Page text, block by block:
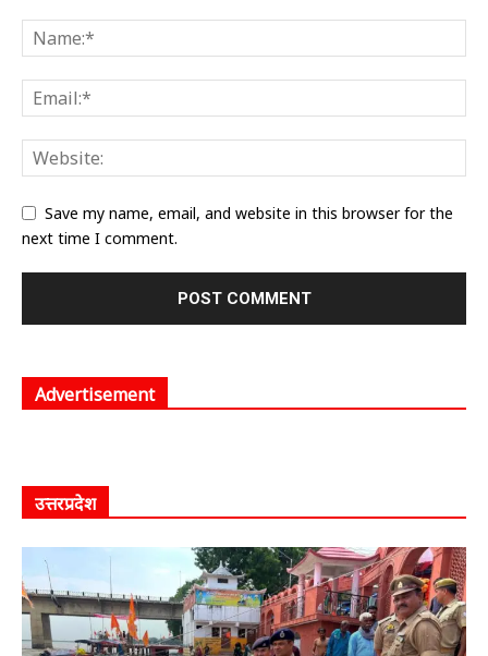
Save my name, email, and website in this browser for the
next time I comment.
Advertisement
उत्तरप्रदेश